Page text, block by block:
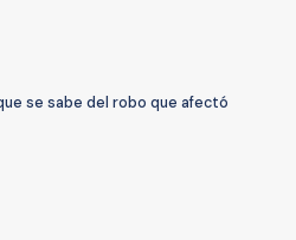
se sabe del robo que afectó